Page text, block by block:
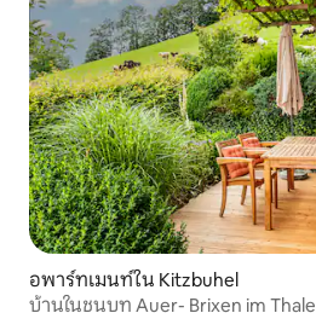
อพาร์ทเมนท์ใน Kitzbuhel
บ้านในชนบท Auer- Brixen im Thale